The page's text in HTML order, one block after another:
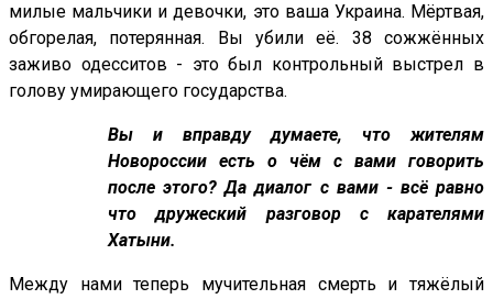
милые мальчики и девочки, это ваша Украина. Мёртвая,
обгорелая, потерянная. Вы убили её. 38 сожжённых
заживо одесситов - это был контрольный выстрел в
голову умирающего государства.
Вы и вправду думаете, что жителям
Новороссии есть о чём с вами говорить
после этого? Да диалог с вами - всё равно
что дружеский разговор с карателями
Хатыни.
Между нами теперь мучительная смерть и тяжёлый